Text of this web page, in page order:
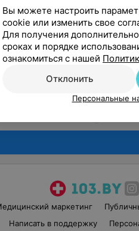
маркетинг
Написать в поддержку
Вы можете настроить
cookie или изменить свое
Для получения
сроках и порядке
ознакомиться с нашей
Отклонить
Персональные